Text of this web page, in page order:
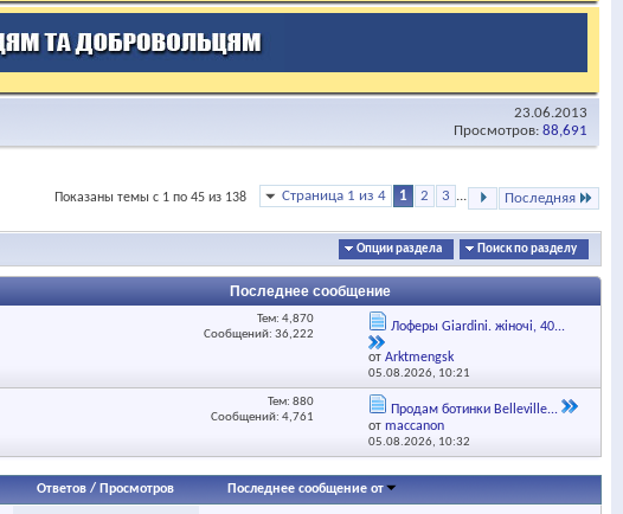
23.06.2013
Просмотров: 88,691
Страница 1 из 4 1 2 3 ... Последняя
Показаны темы с 1 по 45 из 138
Опции раздела Поиск по разделу
Последнее сообщение
Тем: 4,870
Сообщений: 36,222
Лоферы Giardini. жіночі, 40...
отАrktmengsk
05.08.2026, 10:21
Тем: 880
Сообщений: 4,761
Продам ботинки Belleville...
отmaccanon
05.08.2026, 10:32
Ответов/ Просмотров Последнее сообщение от